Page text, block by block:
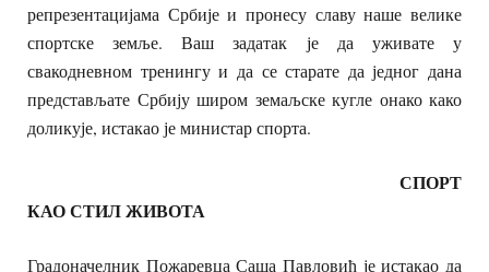
репрезентацијама Србије и пронесу славу наше велике
спортске земље. Ваш задатак је да уживате у
свакодневном тренингу и да се старате да једног дана
представљате Србију широм земаљске кугле онако како
доликује, истакао је министар спорта.
СПОРТ
КАО СТИЛ ЖИВОТА
Градоначелник Пожаревца Саша Павловић је истакао да